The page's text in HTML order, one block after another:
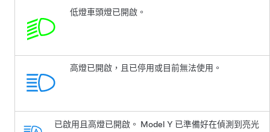
低燈車頭燈已開啟。
高燈已開啟，且已停用或目前無法使用。
已啟用且高燈已開啟。 Model Y 已準備好在偵測到亮光